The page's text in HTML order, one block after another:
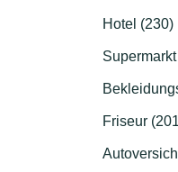
Hotel (230)
Friseur